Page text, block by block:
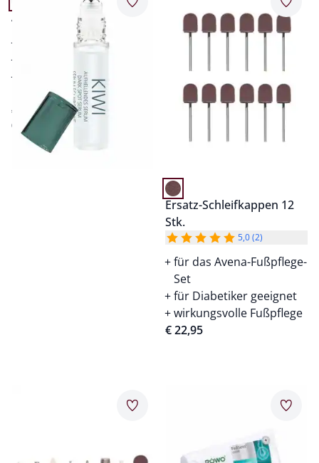
Altersflecken-Ex Roll-on
mildert Altersflecken
sparsam in der
Anwendung
€ 14,95
0,01 l (€ 1.495,00 pro l)
Merkzettel
Ersatz-Schleifkappen 12
Stk.
5,0 (2)
für das Avena-Fußpflege-
Set
für Diabetiker geeignet
wirkungsvolle Fußpflege
€ 22,95
Merkzettel